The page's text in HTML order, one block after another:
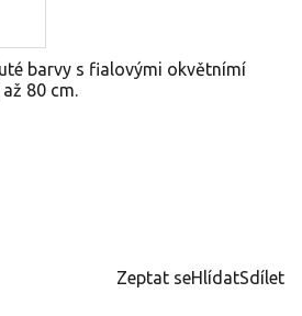
barvy s fialovými okvětnímí
80 cm.
Zeptat seHlídatSdílet